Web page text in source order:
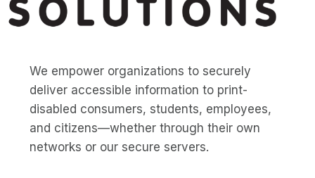
We empower organizations to securely
deliver accessible information to print-
disabled consumers, students, employees,
and citizens—whether through their own
networks or our secure servers.